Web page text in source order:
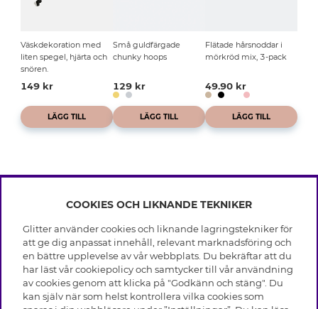
Väskdekoration med
liten spegel, hjärta och
snören.
149 kr
LÄGG TILL
Små guldfärgade
chunky hoops
129 kr
LÄGG TILL
Flätade hårsnoddar i
mörkröd mix, 3-pack
49.90 kr
LÄGG TILL
INFO
Leverans
Villkor
Integritetspolicy
Cookies
Medlemsvillkor
OM GLITTER
Black Friday
Våra butiker
Varumärken
HJÄLP
COOKIES OCH LIKNANDE TEKNIKER
Glitter använder cookies och liknande lagringstekniker för
att ge dig anpassat innehåll, relevant marknadsföring och
en bättre upplevelse av vår webbplats. Du bekräftar att du
har läst vår cookiepolicy och samtycker till vår användning
av cookies genom att klicka på "Godkänn och stäng". Du
kan själv när som helst kontrollera vilka cookies som